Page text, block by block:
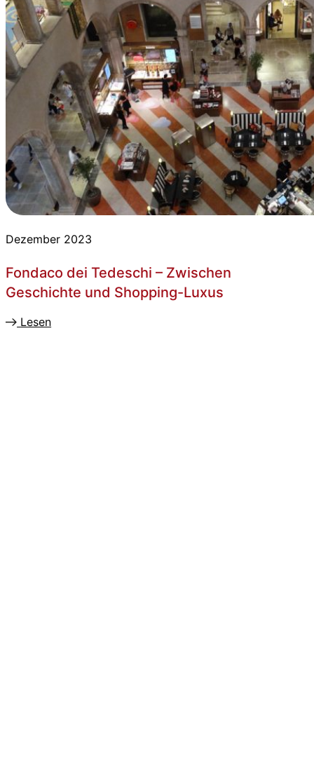
Dezember 2023
Fondaco dei Tedeschi – Zwischen
Geschichte und Shopping-Luxus
Lesen